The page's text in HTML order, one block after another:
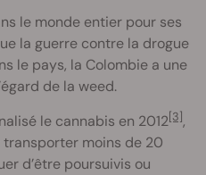
le monde entier pour ses
la guerre contre la drogue
le pays, la Colombie a une
de la weed.
le cannabis en 2012[3],
moins de 20
d’être poursuivis ou